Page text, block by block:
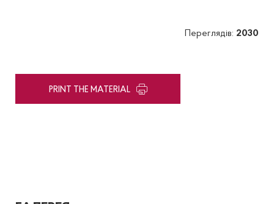
Переглядів: 2030
PRINT THE MATERIAL